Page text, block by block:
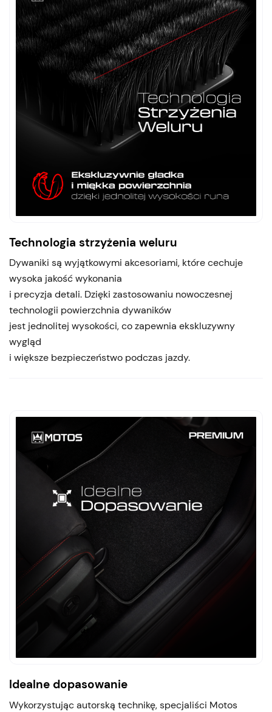
Technologia strzyżenia weluru
Dywaniki są wyjątkowymi akcesoriami, które cechuje
wysoka jakość wykonania
i precyzja detali. Dzięki zastosowaniu nowoczesnej
technologii powierzchnia dywaników
jest jednolitej wysokości, co zapewnia ekskluzywny
wygląd
i większe bezpieczeństwo podczas jazdy.
Idealne dopasowanie
Wykorzystując autorską technikę, specjaliści Motos